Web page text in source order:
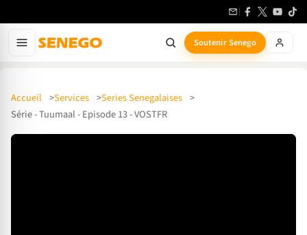
Soutenir Senego
Accueil Services
Series Senegalaises
Série - Tuumaal - Episode 13 - VOSTFR